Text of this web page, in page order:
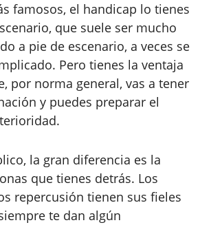
famosos, el handicap lo tienes
que suele ser mucho
a pie de escenario, a veces se
Pero tienes la ventaja
por norma general, vas a tener
y puedes preparar el
la gran diferencia es la
que tienes detrás. Los
repercusión tienen sus fieles
te dan algún